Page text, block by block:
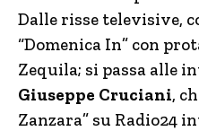
Dalle risse televisive,
“Domenica In” con
Zequila; si passa alle
Giuseppe Cruciani,
Zanzara” su Radio24